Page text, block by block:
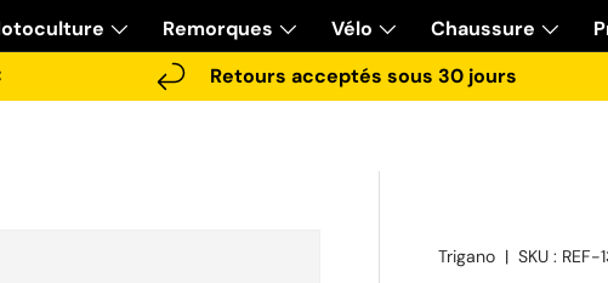
Remorques Vélo Chaussure
Retours acceptés sous 30 jours
Trigano |SKU : REF-